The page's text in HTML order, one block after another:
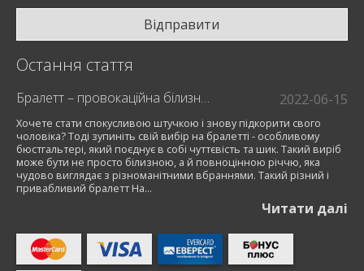
Остання стаття
Бралетт – провокаційна білизна для модниць 2022-06-15
Хочете стати спокусливою штучкою і знову підкорити свого
чоловіка? Тоді зупиніть свій вибір на бралетті - особливому
бюстгальтері, який поєднує в собі чуттєвість та шик. Такий виріб
може бути не просто білизною, а й повноцінною річчю, яка
чудово виглядає з різноманітними вбраннями. Такий різний і
привабливий бралетт На...
Читати далi
Відправити